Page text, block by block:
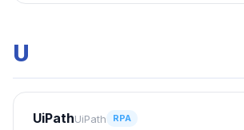
U
UiPathUiPath RPA